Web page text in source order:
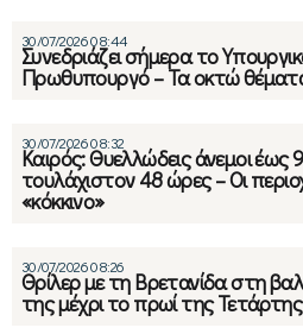
30/07/2026 08:44
Συνεδριάζει σήμερα το
Πρωθυπουργό – Τα οκτώ
30/07/2026 08:32
Καιρός: Θυελλώδεις άνεμοι έως
τουλάχιστον 48 ώρες – Οι
«κόκκινο»
30/07/2026 08:26
Θρίλερ με τη Βρετανίδα στη
της μέχρι το πρωί της Τετάρτης